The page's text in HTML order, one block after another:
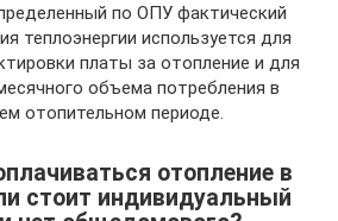
по ОПУ фактический
теплоэнергии используется для
платы за отопление и для
объема потребления в
отопительном периоде.
отопление в
стоит индивидуальный